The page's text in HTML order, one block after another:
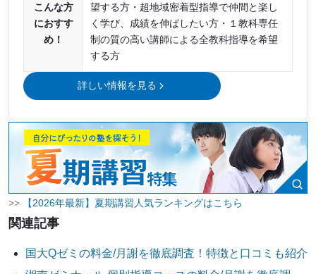
こんな方
におすす
め！
望する方・超地域密着型指導で仲間と楽し
く学び、成績を伸ばしたい方・１教科専任
制の質の高い講師による全教科指導を希望
する方
詳しい情報を見る
>> 【2026年最新】夏期講習人気ランキングはこちら
関連記事
国大Qゼミの料金/月謝を徹底調査！特徴と口コミも紹介